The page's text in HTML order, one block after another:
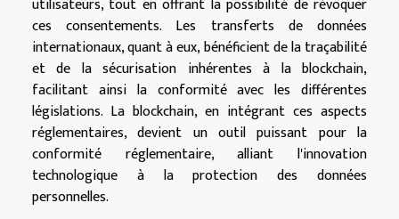
utilisateurs, tout en offrant la possibilité de révoquer
ces consentements. Les transferts de données
internationaux, quant à eux, bénéficient de la traçabilité
et de la sécurisation inhérentes à la blockchain,
facilitant ainsi la conformité avec les différentes
législations. La blockchain, en intégrant ces aspects
réglementaires, devient un outil puissant pour la
conformité réglementaire, alliant l'innovation
technologique à la protection des données
personnelles.